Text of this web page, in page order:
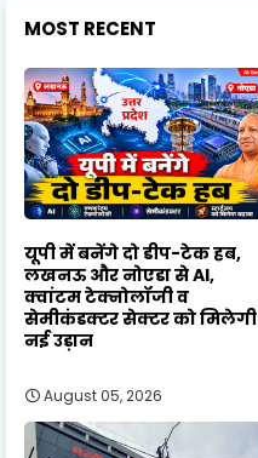
MOST RECENT
यूपी में बनेंगे दो डीप-टेक हब,
लखनऊ और नोएडा से AI,
क्वांटम टेक्नोलॉजी व
सेमीकंडक्टर सेक्टर को मिलेगी
नई उड़ान
August 05, 2026